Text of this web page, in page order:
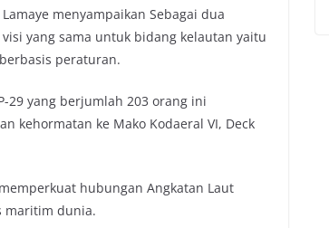
menyampaikan Sebagai dua
yang sama untuk bidang kelautan yaitu
peraturan.
29 yang berjumlah 203 orang ini
kehormatan ke Mako Kodaeral VI, Deck
hubungan Angkatan Laut
maritim dunia.